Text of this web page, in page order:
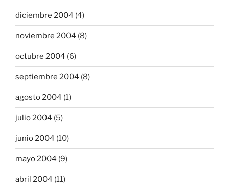
diciembre 2004 (4)
noviembre 2004 (8)
octubre 2004 (6)
septiembre 2004 (8)
agosto 2004 (1)
julio 2004 (5)
junio 2004 (10)
mayo 2004 (9)
abril 2004 (11)